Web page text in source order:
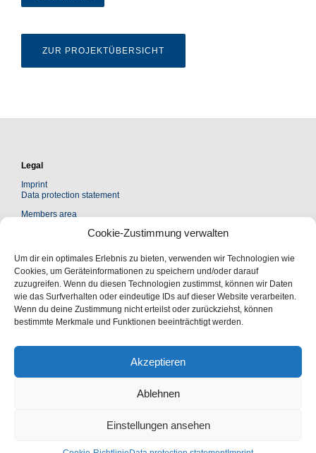
Cookie-Zustimmung verwalten
Um dir ein optimales Erlebnis zu bieten, verwenden wir Technologien wie
Cookies, um Geräteinformationen zu speichern und/oder darauf
zuzugreifen. Wenn du diesen Technologien zustimmst, können wir Daten
wie das Surfverhalten oder eindeutige IDs auf dieser Website verarbeiten.
Wenn du deine Zustimmung nicht erteilst oder zurückziehst, können
bestimmte Merkmale und Funktionen beeinträchtigt werden.
Akzeptieren
Ablehnen
Einstellungen ansehen
ZUR PROJEKTÜBERSICHT
Legal
Imprint
Data protection statement
Members area
Leopoldina Akademie Freundeskreis e. V.
Jägerberg 1 | 06108 Halle (Saale)
Postanschrift:
Postfach 110543 | 06019 Halle (Saale)
Fax: +49 (0) 345 47 23 99 19
freundeskreis-leopoldina.de